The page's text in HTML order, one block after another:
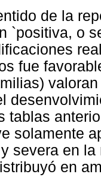
de la
`positiva, o
fue
tablas
solamente
severa en
en